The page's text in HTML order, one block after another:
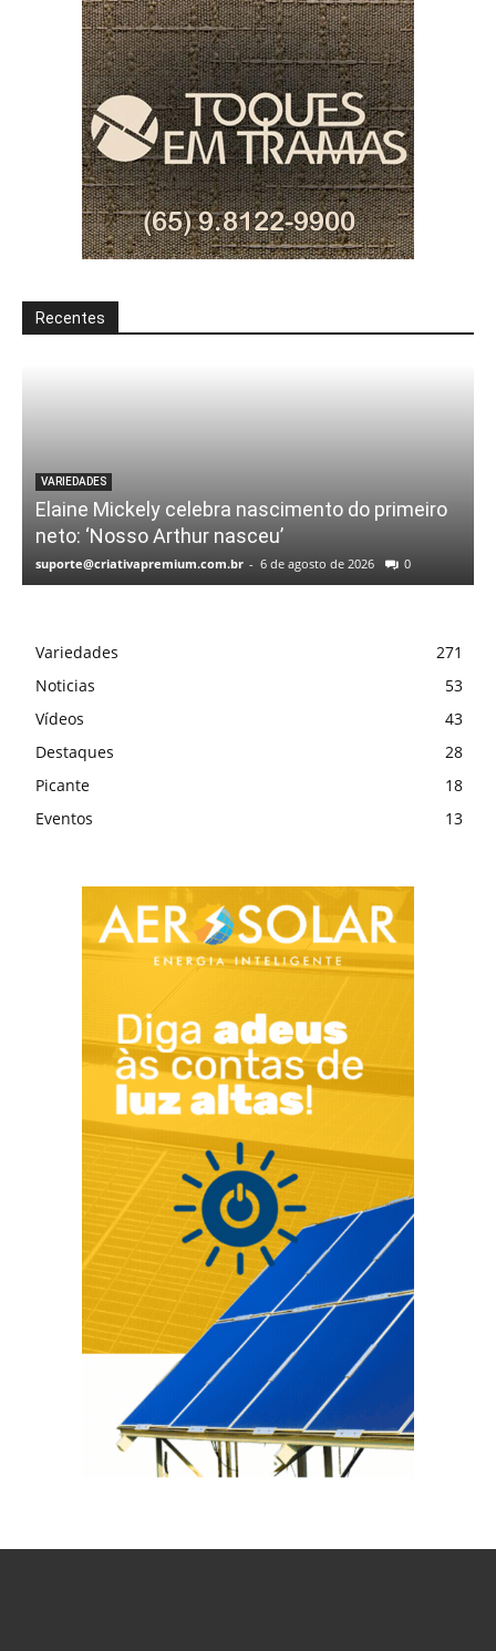
Recentes
VARIEDADES
Elaine Mickely celebra nascimento do primeiro
neto: ‘Nosso Arthur nasceu’
suporte@criativapremium.com.br - 6 de agosto de 2026 0
Variedades
271
Noticias
53
Vídeos
43
Destaques
28
Picante
18
Eventos
13